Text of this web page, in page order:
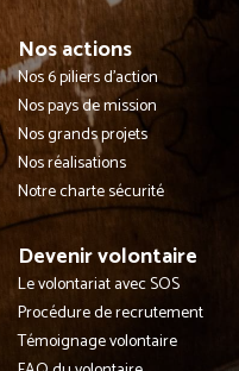
Nos actions
Nos 6 piliers d'action
Nos pays de mission
Nos grands projets
Nos réalisations
Notre charte sécurité
Devenir volontaire
Le volontariat avec SOS
Procédure de recrutement
Témoignage volontaire